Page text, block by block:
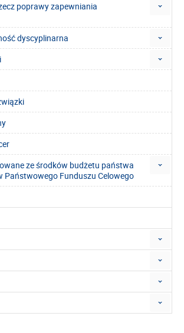
poprawy zapewniania
dyscyplinarna
ze środków budżetu państwa
Państwowego Funduszu Celowego